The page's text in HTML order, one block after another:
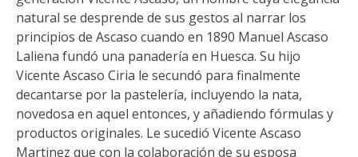
natural se desprende de sus gestos al narrar los
principios de Ascaso cuando en 1890 Manuel Ascaso
Laliena fundó una panadería en Huesca. Su hijo
Vicente Ascaso Ciria le secundó para finalmente
decantarse por la pastelería, incluyendo la nata,
novedosa en aquel entonces, y añadiendo fórmulas y
productos originales. Le sucedió Vicente Ascaso
Martinez que con la colaboración de su esposa